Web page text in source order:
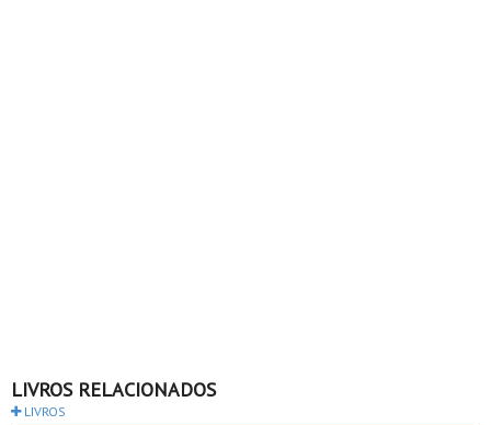
LIVROS RELACIONADOS
LIVROS